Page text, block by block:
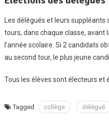
Les délégués et leurs
tours, dans chaque classe, avant
l’année scolaire. Si 2 candidats
au second tour, le plus jeune
Tous les élèves sont électeurs et
Tagged collège délégué